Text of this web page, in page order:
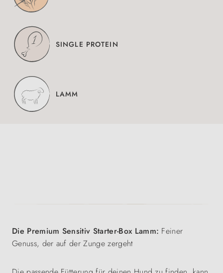
SINGLE PROTEIN
LAMM
Die Premium Sensitiv Starter-Box Lamm: Feiner
Genuss, der auf der Zunge zergeht